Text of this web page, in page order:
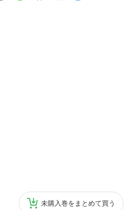
未購入巻をまとめて買う